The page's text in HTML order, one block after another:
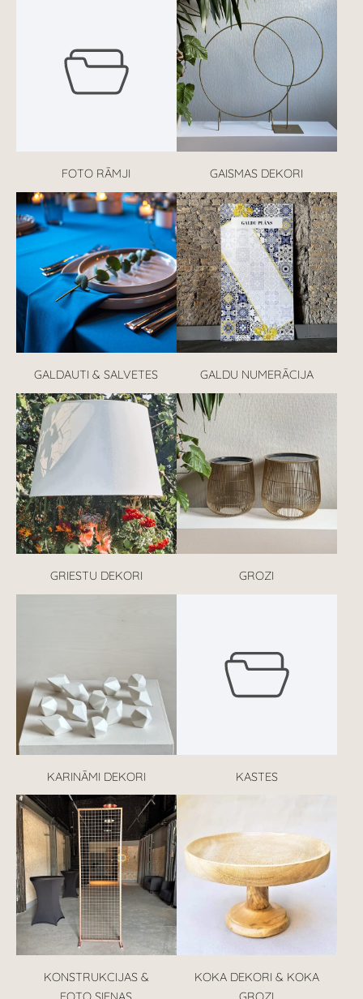
FOTO RĀMJI GAISMAS DEKORI
GALDAUTI & SALVETES GALDU NUMERĀCIJA
GRIESTU DEKORI GROZI
KARINĀMI DEKORI KASTES
KONSTRUKCIJAS &
KOKA DEKORI & KOKA